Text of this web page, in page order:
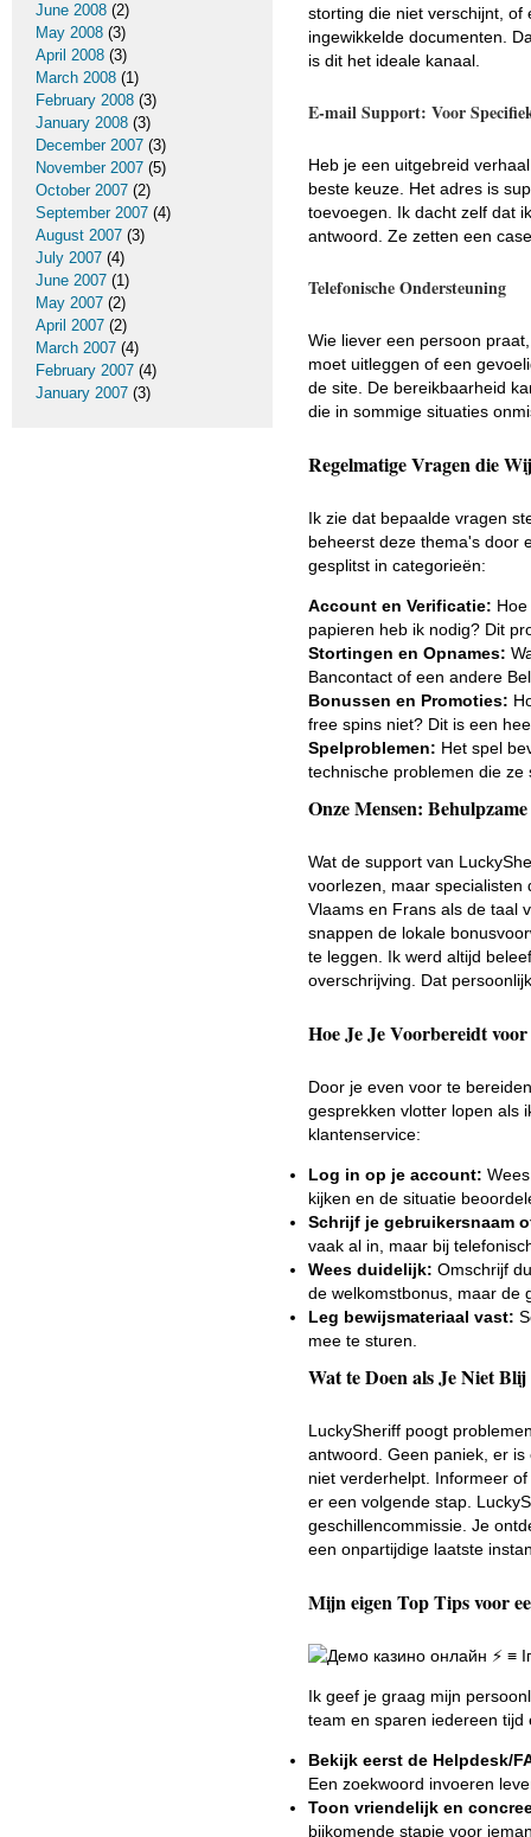
storting die niet verschijnt, of
ingewikkelde documenten.
is dit het ideale kanaal.
E-mail Support: Voor
Heb je een uitgebreid
beste keuze. Het adres is
toevoegen. Ik dacht zelf dat
antwoord. Ze zetten een
Telefonische Ondersteuning
Wie liever een persoon
moet uitleggen of een
de site. De bereikbaarheid
die in sommige situaties
Regelmatige Vragen die
Ik zie dat bepaalde vragen
beheerst deze thema's door
gesplitst in categorieën:
Account en Verificatie:
papieren heb ik nodig? Dit
Stortingen en Opnames:
Bancontact of een andere
Bonussen en Promoties:
free spins niet? Dit is een
Spelproblemen: Het spel
technische problemen die
Onze Mensen:
Wat de support van
voorlezen, maar specialisten
Vlaams en Frans als de taal
snappen de lokale
te leggen. Ik werd altijd
overschrijving. Dat
Hoe Je Je Voorbereidt
Door je even voor te
gesprekken vlotter lopen als
klantenservice:
Log in op je account:
kijken en de situatie
Schrijf je gebruikersnaam
vaak al in, maar bij
Wees duidelijk: Omschrijf
de welkomstbonus, maar de
Leg bewijsmateriaal vast:
mee te sturen.
Wat te Doen als Je Niet
LuckySheriff poogt
antwoord. Geen paniek, er
niet verderhelpt. Informeer
er een volgende stap.
geschillencommissie. Je
een onpartijdige laatste
Mijn eigen Top Tips voor
Ik geef je graag mijn
team en sparen iedereen tijd
Bekijk eerst de Helpdesk/
Een zoekwoord invoeren
Toon vriendelijk en
bijkomende stapje voor
June 2008 (2)
May 2008 (3)
April 2008 (3)
March 2008 (1)
February 2008 (3)
January 2008 (3)
December 2007 (3)
November 2007 (5)
October 2007 (2)
September 2007 (4)
August 2007 (3)
July 2007 (4)
June 2007 (1)
May 2007 (2)
April 2007 (2)
March 2007 (4)
February 2007 (4)
January 2007 (3)